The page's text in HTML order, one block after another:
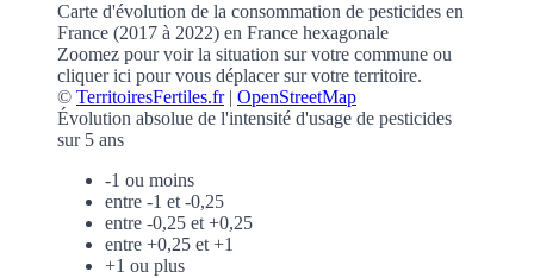
Carte d'évolution de la consommation de pesticides en
France (2017 à 2022) en France hexagonale
Zoomez pour voir la situation sur votre commune ou
cliquer ici pour vous déplacer sur votre territoire.
© TerritoiresFertiles.fr| OpenStreetMap
Évolution absolue de l'intensité d'usage de pesticides
sur 5 ans
-1 ou moins
entre -1 et -0,25
entre -0,25 et +0,25
entre +0,25 et +1
+1 ou plus